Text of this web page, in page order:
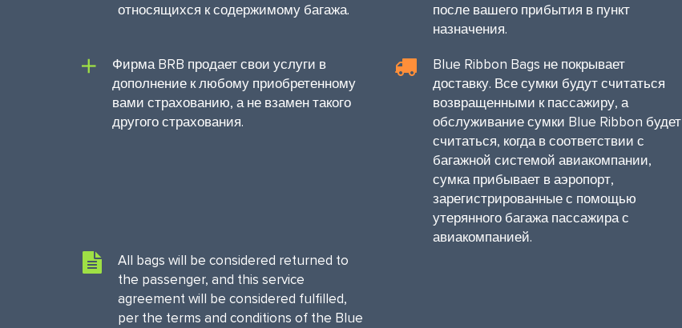
относящихся к содержимому багажа.
после вашего прибытия в пункт
назначения.
Фирма BRB продает свои услуги в
дополнение к любому приобретенному
вами страхованию, а не взамен такого
другого страхования.
Blue Ribbon Bags не покрывает
доставку. Все сумки будут считаться
возвращенными к пассажиру, а
обслуживание сумки Blue Ribbon будет
считаться, когда в соответствии с
багажной системой авиакомпании,
сумка прибывает в аэропорт,
зарегистрированные с помощью
утерянного багажа пассажира с
авиакомпанией.
All bags will be considered returned to
the passenger, and this service
agreement will be considered fulfilled,
per the terms and conditions of the Blue